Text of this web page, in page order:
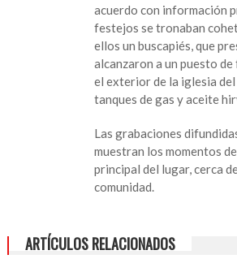
acuerdo con información
festejos se tronaban
ellos un buscapiés, que
alcanzaron a un puesto
el exterior de la iglesia del
tanques de gas y aceite
Las grabaciones
muestran los momentos
principal del lugar, cerca
comunidad.
ARTÍCULOS RELACIONADOS